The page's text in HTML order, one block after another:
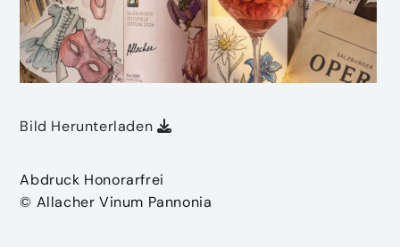
Bild Herunterladen
Abdruck Honorarfrei
© Allacher Vinum Pannonia